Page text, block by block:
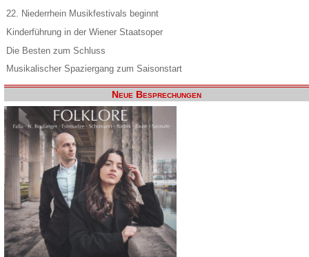
22. Niederrhein Musikfestivals beginnt
Kinderführung in der Wiener Staatsoper
Die Besten zum Schluss
Musikalischer Spaziergang zum Saisonstart
Neue Besprechungen